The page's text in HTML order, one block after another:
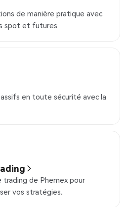
de manière pratique avec
spot et futures
en toute sécurité avec la
de Phemex pour
vos stratégies.